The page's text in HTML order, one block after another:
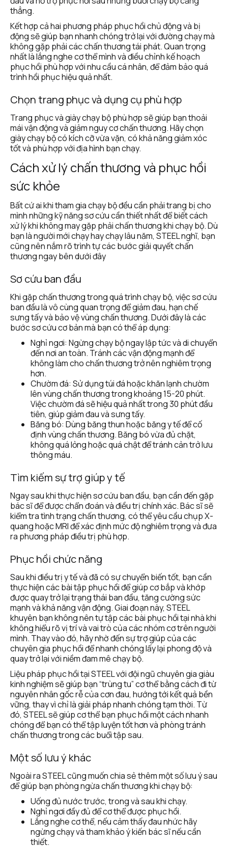
thẳng.
Kết hợp cả hai phương pháp phục hồi chủ động và bị
động sẽ giúp bạn nhanh chóng trở lại với đường chạy mà
không gặp phải các chấn thương tái phát. Quan trọng
nhất là lắng nghe cơ thể mình và điều chỉnh kế hoạch
phục hồi phù hợp với nhu cầu cá nhân, để đảm bảo quá
trình hồi phục hiệu quả nhất.
Chọn trang phục và dụng cụ phù hợp
Trang phục và giày chạy bộ phù hợp sẽ giúp bạn thoải
mái vận động và giảm nguy cơ chấn thương. Hãy chọn
giày chạy bộ có kích cỡ vừa vặn, có khả năng giảm xóc
tốt và phù hợp với địa hình bạn chạy.
Cách xử lý chấn thương và phục hồi
sức khỏe
Bất cứ ai khi tham gia chạy bộ đều cần phải trang bị cho
mình những kỹ năng sơ cứu cần thiết nhất để biết cách
xử lý khi không may gặp phải chấn thương khi chạy bộ. Dù
bạn là người mới chạy hay chạy lâu năm, STEEL nghĩ, bạn
cũng nên nắm rõ trình tự các bước giải quyết chấn
thương ngay bên dưới đây
Sơ cứu ban đầu
Khi gặp chấn thương trong quá trình chạy bộ, việc sơ cứu
ban đầu là vô cùng quan trọng để giảm đau, hạn chế
sưng tấy và bảo vệ vùng chấn thương. Dưới đây là các
bước sơ cứu cơ bản mà bạn có thể áp dụng:
Nghỉ ngơi: Ngừng chạy bộ ngay lập tức và di chuyển
đến nơi an toàn. Tránh các vận động mạnh để
không làm cho chấn thương trở nên nghiêm trọng
hơn.
Chườm đá: Sử dụng túi đá hoặc khăn lạnh chườm
lên vùng chấn thương trong khoảng 15-20 phút.
Việc chườm đá sẽ hiệu quả nhất trong 30 phút đầu
tiên, giúp giảm đau và sưng tấy.
Băng bó: Dùng băng thun hoặc băng y tế để cố
định vùng chấn thương. Băng bó vừa đủ chặt,
không quá lỏng hoặc quá chật để tránh cản trở lưu
thông máu.
Tìm kiếm sự trợ giúp y tế
Ngay sau khi thực hiện sơ cứu ban đầu, bạn cần đến gặp
bác sĩ để được chẩn đoán và điều trị chính xác. Bác sĩ sẽ
kiểm tra tình trạng chấn thương, có thể yêu cầu chụp X-
quang hoặc MRI để xác định mức độ nghiêm trọng và đưa
ra phương pháp điều trị phù hợp.
Phục hồi chức năng
Sau khi điều trị y tế và đã có sự chuyển biến tốt, bạn cần
thực hiện các bài tập phục hồi để giúp cơ bắp và khớp
được quay trở lại trạng thái ban đầu, tăng cường sức
mạnh và khả năng vận động. Giai đoạn này, STEEL
khuyên bạn không nên tự tập các bài phục hồi tại nhà khi
không hiểu rõ vị trí và vai trò của các nhóm cơ trên người
mình. Thay vào đó, hãy nhờ đến sự trợ giúp của các
chuyên gia phục hồi để nhanh chóng lấy lại phong độ và
quay trở lại với niềm đam mê chạy bộ.
Liệu pháp phục hồi tại STEEL với đội ngũ chuyên gia giàu
kinh nghiệm sẽ giúp bạn “trùng tu” cơ thể bằng cách đi từ
nguyên nhân gốc rễ của cơn đau, hướng tới kết quả bền
vững, thay vì chỉ là giải pháp nhanh chóng tạm thời. Từ
đó, STEEL sẽ giúp cơ thể bạn phục hồi một cách nhanh
chóng để bạn có thể tập luyện tốt hơn và phòng tránh
chấn thương trong các buổi tập sau.
Một số lưu ý khác
Ngoài ra STEEL cũng muốn chia sẻ thêm một số lưu ý sau
để giúp bạn phòng ngừa chấn thương khi chạy bộ:
Uống đủ nước trước, trong và sau khi chạy.
Nghỉ ngơi đầy đủ để cơ thể được phục hồi.
Lắng nghe cơ thể, nếu cảm thấy đau nhức hãy
ngừng chạy và tham khảo ý kiến bác sĩ nếu cần
thiết.